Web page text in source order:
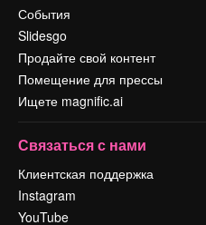
События
Slidesgo
Продайте свой контент
Помещение для прессы
Ищете magnific.ai
Связаться с нами
Клиентская поддержка
Instagram
YouTube